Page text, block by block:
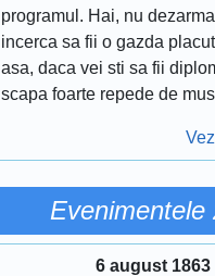
programul. Hai, nu
incerca sa fii o gazda
asa, daca vei sti sa fii
scapa foarte repede de
Evenimentele
6 august 1863